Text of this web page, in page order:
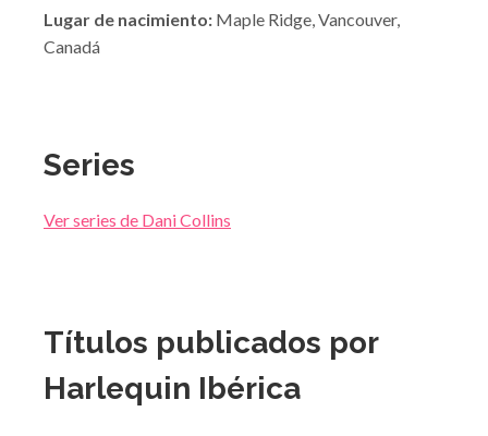
Lugar de nacimiento: Maple Ridge, Vancouver,
Canadá
Series
Ver series de Dani Collins
Títulos publicados por
Harlequin Ibérica